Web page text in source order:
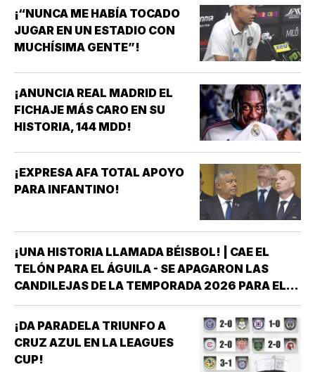
¡“NUNCA ME HABÍA TOCADO
JUGAR EN UN ESTADIO CON
MUCHÍSIMA GENTE”!
¡ANUNCIA REAL MADRID EL
FICHAJE MÁS CARO EN SU
HISTORIA, 144 MDD!
¡EXPRESA AFA TOTAL APOYO
PARA INFANTINO!
¡UNA HISTORIA LLAMADA BÉISBOL! | CAE EL
TELÓN PARA EL ÁGUILA - SE APAGARON LAS
CANDILEJAS DE LA TEMPORADA 2026 PARA EL
ÁGUILA DE VERACRUZ *LA NOVENA JAROCHA
CERRÓ SU CALENDARIO CON UNA VICTORIA DE
10-6 SOBRE PERICOS DE PUEBLA, PERO EL
TRIUNFO YA NO…
¡DA PARADELA TRIUNFO A
CRUZ AZUL EN LA LEAGUES
CUP!